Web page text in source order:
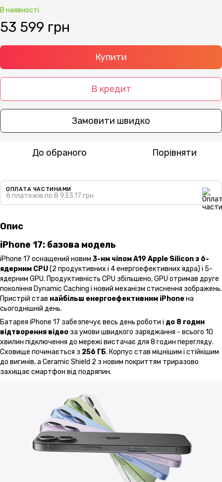
В наявності
53 599 грн
Купити
В кредит
Замовити швидко
До обраного Порівняти
ОПЛАТА ЧАСТИНАМИ
6 платежів по 8 933.17 грн
Опис
iPhone 17: базова модель
iPhone 17 оснащений новим 3-нм чіпом A19 Apple Silicon з 6-
ядерним CPU(2 продуктивних і 4 енергоефективних ядра) і 5-
ядерним GPU. Продуктивність CPU збільшено, GPU отримав друге
покоління Dynamic Caching і новий механізм стиснення зображень.
Пристрій став найбільш енергоефективним iPhoneна
сьогоднішній день.
Батарея iPhone 17 забезпечує весь день роботи і до 8 годин
відтворення відео за умови швидкого заряджання - всього 10
хвилин підключення до мережі вистачає для 8 годин перегляду.
Сховище починається з 256 ГБ. Корпус став міцнішим і стійкішим
до вигинів, а Ceramic Shield 2 з новим покриттям триразово
захищає смартфон від подряпин.